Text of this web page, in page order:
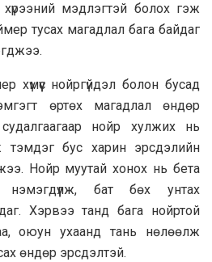
мэдлэгтэй болох гэж
тусах магадлал бага байдаг
хүмүүс нойргүйдэл болон бусад
өртөх магадлал өндөр
судалгаагаар нойр хулжих нь
бус харин эрсдэлийн
Нойр муутай хонох нь бета
бат бөх унтах
Хэрвээ танд бага нойртой
оюун ухаанд тань нөлөөлж
өндөр эрсдэлтэй.